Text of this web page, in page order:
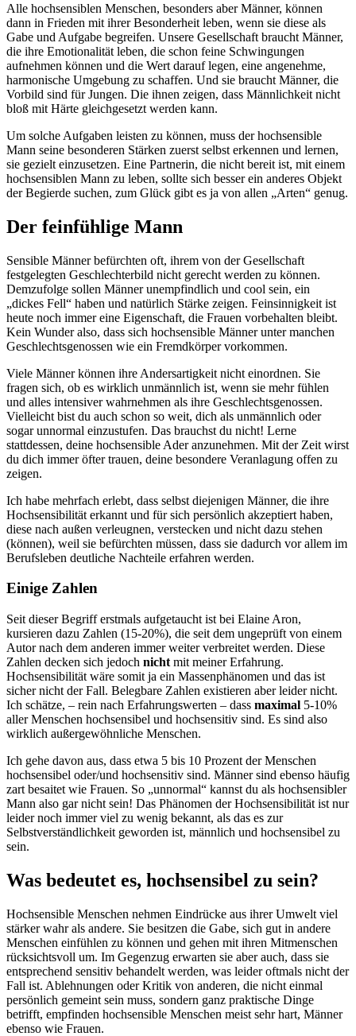
Alle hochsensiblen Menschen, besonders aber Männer, können
dann in Frieden mit ihrer Besonderheit leben, wenn sie diese als
Gabe und Aufgabe begreifen. Unsere Gesellschaft braucht Männer,
die ihre Emotionalität leben, die schon feine Schwingungen
aufnehmen können und die Wert darauf legen, eine angenehme,
harmonische Umgebung zu schaffen. Und sie braucht Männer, die
Vorbild sind für Jungen. Die ihnen zeigen, dass Männlichkeit nicht
bloß mit Härte gleichgesetzt werden kann.
Um solche Aufgaben leisten zu können, muss der hochsensible
Mann seine besonderen Stärken zuerst selbst erkennen und lernen,
sie gezielt einzusetzen. Eine Partnerin, die nicht bereit ist, mit einem
hochsensiblen Mann zu leben, sollte sich besser ein anderes Objekt
der Begierde suchen, zum Glück gibt es ja von allen „Arten“ genug.
Der feinfühlige Mann
Sensible Männer befürchten oft, ihrem von der Gesellschaft
festgelegten Geschlechterbild nicht gerecht werden zu können.
Demzufolge sollen Männer unempfindlich und cool sein, ein
„dickes Fell“ haben und natürlich Stärke zeigen. Feinsinnigkeit ist
heute noch immer eine Eigenschaft, die Frauen vorbehalten bleibt.
Kein Wunder also, dass sich hochsensible Männer unter manchen
Geschlechtsgenossen wie ein Fremdkörper vorkommen.
Viele Männer können ihre Andersartigkeit nicht einordnen. Sie
fragen sich, ob es wirklich unmännlich ist, wenn sie mehr fühlen
und alles intensiver wahrnehmen als ihre Geschlechtsgenossen.
Vielleicht bist du auch schon so weit, dich als unmännlich oder
sogar unnormal einzustufen. Das brauchst du nicht! Lerne
stattdessen, deine hochsensible Ader anzunehmen. Mit der Zeit wirst
du dich immer öfter trauen, deine besondere Veranlagung offen zu
zeigen.
Ich habe mehrfach erlebt, dass selbst diejenigen Männer, die ihre
Hochsensibilität erkannt und für sich persönlich akzeptiert haben,
diese nach außen verleugnen, verstecken und nicht dazu stehen
(können), weil sie befürchten müssen, dass sie dadurch vor allem im
Berufsleben deutliche Nachteile erfahren werden.
Einige Zahlen
Seit dieser Begriff erstmals aufgetaucht ist bei Elaine Aron,
kursieren dazu Zahlen (15-20%), die seit dem ungeprüft von einem
Autor nach dem anderen immer weiter verbreitet werden. Diese
Zahlen decken sich jedoch nicht mit meiner Erfahrung.
Hochsensibilität wäre somit ja ein Massenphänomen und das ist
sicher nicht der Fall. Belegbare Zahlen existieren aber leider nicht.
Ich schätze, – rein nach Erfahrungswerten – dass maximal 5-10%
aller Menschen hochsensibel und hochsensitiv sind. Es sind also
wirklich außergewöhnliche Menschen.
Ich gehe davon aus, dass etwa 5 bis 10 Prozent der Menschen
hochsensibel oder/und hochsensitiv sind. Männer sind ebenso häufig
zart besaitet wie Frauen. So „unnormal“ kannst du als hochsensibler
Mann also gar nicht sein! Das Phänomen der Hochsensibilität ist nur
leider noch immer viel zu wenig bekannt, als das es zur
Selbstverständlichkeit geworden ist, männlich und hochsensibel zu
sein.
Was bedeutet es, hochsensibel zu sein?
Hochsensible Menschen nehmen Eindrücke aus ihrer Umwelt viel
stärker wahr als andere. Sie besitzen die Gabe, sich gut in andere
Menschen einfühlen zu können und gehen mit ihren Mitmenschen
rücksichtsvoll um. Im Gegenzug erwarten sie aber auch, dass sie
entsprechend sensitiv behandelt werden, was leider oftmals nicht der
Fall ist. Ablehnungen oder Kritik von anderen, die nicht einmal
persönlich gemeint sein muss, sondern ganz praktische Dinge
betrifft, empfinden hochsensible Menschen meist sehr hart, Männer
ebenso wie Frauen.